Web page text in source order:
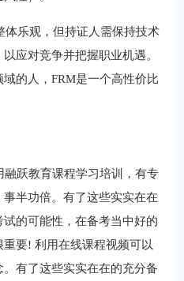
体乐观，但持证人需保持技术
应对竞争并把握职业机遇。
的人，FRM是一个高性价比
跃教育课程学习培训，有专
半功倍。有了这些实实在在
的可能性，在备考当中好的
要! 利用在线课程视频可以
有了这些实实在在的充分备